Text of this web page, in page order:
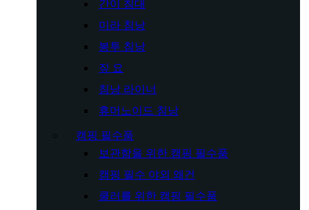
간이 침대
미라 침낭
봉투 침낭
짚 요
침낭 라이너
휴머노이드 침낭
캠핑 필수품
보관함을 위한 캠핑 필수품
캠핑 필수 야외 왜건
쿨러를 위한 캠핑 필수품